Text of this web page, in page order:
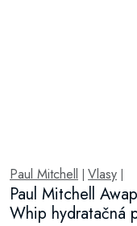
Paul Mitchell Vlasy
Paul Mitchell
Whip hydratačná